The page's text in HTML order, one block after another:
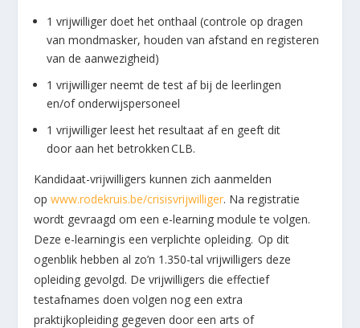
1 vrijwilliger doet het onthaal (controle op dragen
van mondmasker, houden van afstand en registeren
van de aanwezigheid)
1 vrijwilliger neemt de test af bij de leerlingen
en/of onderwijspersoneel
1 vrijwilliger leest het resultaat af en geeft dit
door aan het betrokken CLB.
Kandidaat-vrijwilligers kunnen zich aanmelden
opwww.rodekruis.be/crisisvrijwilliger. Na registratie
wordt gevraagd om een e-learning module te volgen.
Deze e-learning is een verplichte opleiding. Op dit
ogenblik hebben al zo’n 1.350-tal vrijwilligers deze
opleiding gevolgd. De vrijwilligers die effectief
testafnames doen volgen nog een extra
praktijkopleiding gegeven door een arts of